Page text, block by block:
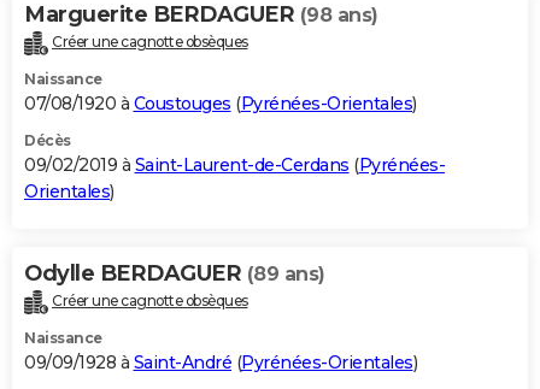
Marguerite BERDAGUER (98 ans)
Créer une cagnotte obsèques
Naissance
07/08/1920 à Coustouges (Pyrénées-Orientales)
Décès
09/02/2019 à Saint-Laurent-de-Cerdans (Pyrénées-
Orientales)
Odylle BERDAGUER (89 ans)
Créer une cagnotte obsèques
Naissance
09/09/1928 à Saint-André (Pyrénées-Orientales)